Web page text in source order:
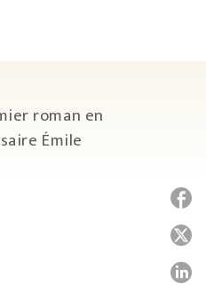
roman en
Émile